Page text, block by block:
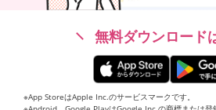
無料ダウンロード
※App StoreはApple Inc.のサービスマークです。